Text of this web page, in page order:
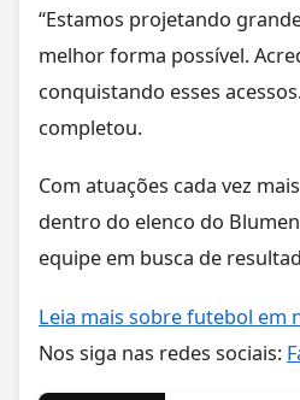
“Estamos projetando
melhor forma possível.
conquistando esses
completou.
Com atuações cada vez
dentro do elenco do
equipe em busca de
Leia mais sobre futebol em
Nos siga nas redes sociais: